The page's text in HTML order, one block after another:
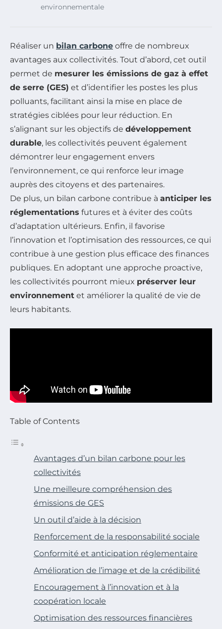
environnementale
Réaliser un bilan carbone offre de nombreux
avantages aux collectivités. Tout d’abord, cet outil
permet de mesurer les émissions de gaz à effet
de serre (GES) et d’identifier les postes les plus
polluants, facilitant ainsi la mise en place de
stratégies ciblées pour leur réduction. En
s’alignant sur les objectifs de développement
durable, les collectivités peuvent également
démontrer leur engagement envers
l’environnement, ce qui renforce leur image
auprès des citoyens et des partenaires.
De plus, un bilan carbone contribue à anticiper les
réglementations futures et à éviter des coûts
d’adaptation ultérieurs. Enfin, il favorise
l’innovation et l’optimisation des ressources, ce qui
contribue à une gestion plus efficace des finances
publiques. En adoptant une approche proactive,
les collectivités pourront mieux préserver leur
environnement et améliorer la qualité de vie de
leurs habitants.
Table of Contents
Avantages d’un bilan carbone pour les
collectivités
Une meilleure compréhension des
émissions de GES
Un outil d’aide à la décision
Renforcement de la responsabilité sociale
Conformité et anticipation réglementaire
Amélioration de l’image et de la crédibilité
Encouragement à l’innovation et à la
coopération locale
Optimisation des ressources financières